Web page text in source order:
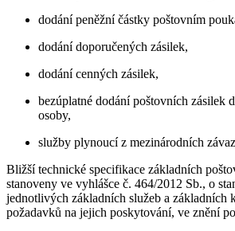
dodání peněžní částky poštovním
dodání doporučených zásilek,
dodání cenných zásilek,
bezúplatné dodání poštovních zásilek
osoby,
služby plynoucí z mezinárodních
Bližší technické specifikace základních
stanoveny ve vyhlášce č. 464/2012 Sb., o
jednotlivých základních služeb a základních
požadavků na jejich poskytování, ve znění